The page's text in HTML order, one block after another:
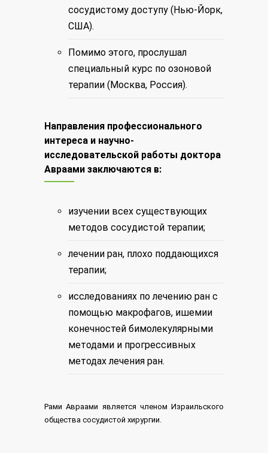
сосудистому доступу (Нью-Йорк,
США).
Помимо этого, прослушал
специальный курс по озоновой
терапии (Москва, Россия).
Направления профессионального
интереса и научно-
исследовательской работы доктора
Авраами заключаются в:
изучении всех существующих
методов сосудистой терапии;
лечении ран, плохо поддающихся
терапии;
исследованиях по лечению ран с
помощью макрофагов, ишемии
конечностей бимолекулярными
методами и прогрессивных
методах лечения ран.
Рами Авраами является членом Израильского
общества сосудистой хирургии.